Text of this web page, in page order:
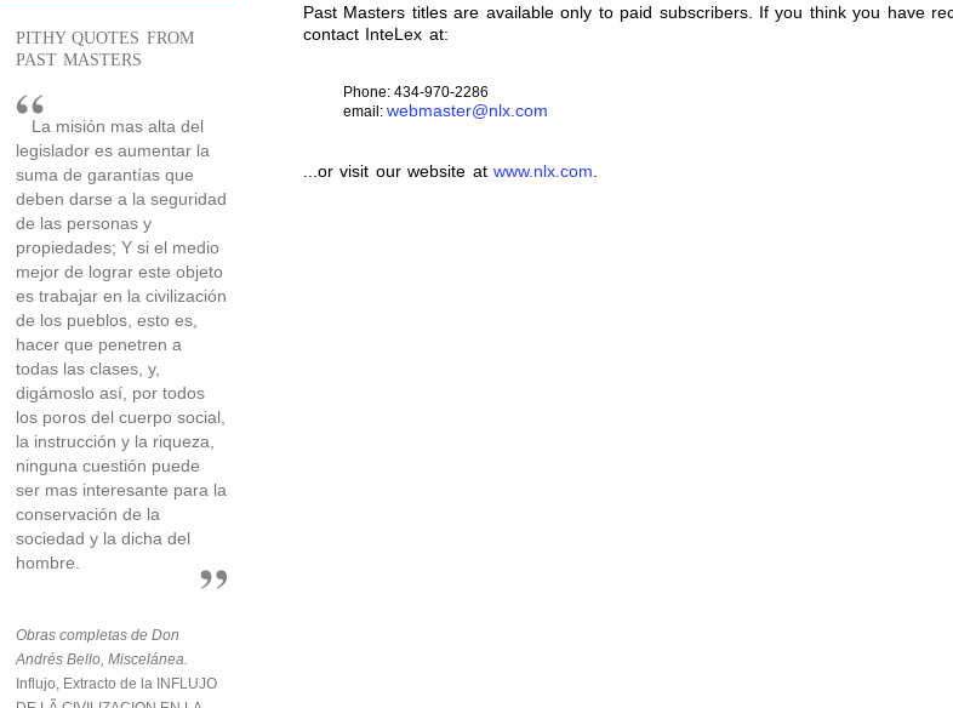
PITHY QUOTES FROM
PAST MASTERS
La misión mas alta del
legislador es aumentar la
suma de garantías que
deben darse a la seguridad
de las personas y
propiedades; Y si el medio
mejor de lograr este objeto
es trabajar en la civilización
de los pueblos, esto es,
hacer que penetren a
todas las clases, y,
digámoslo así, por todos
los poros del cuerpo social,
la instrucción y la riqueza,
ninguna cuestión puede
ser mas interesante para la
conservación de la
sociedad y la dicha del
hombre.
Obras completas de Don
Andrés Bello, Miscelánea.
Influjo, Extracto de la INFLUJO
Past Masters titles are available only to paid subscribers. If you think you have
contact InteLex at:
Phone: 434-970-2286
email: webmaster@nlx.com
...or visit our website atwww.nlx.com